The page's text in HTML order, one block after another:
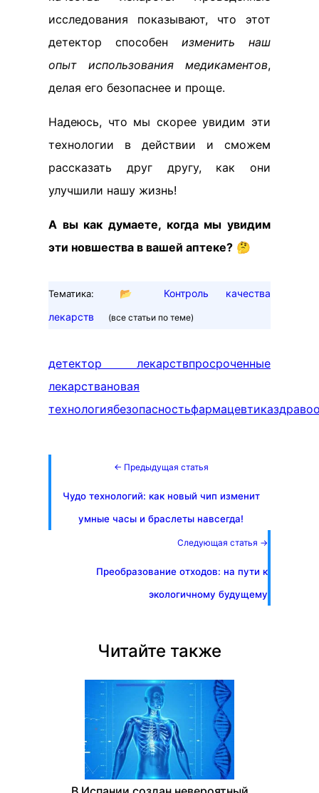
исследования показывают, что этот
детектор способен изменить наш
опыт использования медикаментов,
делая его безопаснее и проще.
Надеюсь, что мы скорее увидим эти
технологии в действии и сможем
рассказать друг другу, как они
улучшили нашу жизнь!
А вы как думаете, когда мы увидим
эти новшества в вашей аптеке? 🤔
Тематика: 📂
Контроль качества
лекарств
(все статьи по теме)
детектор лекарствпросроченные
лекарствановая
технологиябезопасностьфармацевтика
← Предыдущая статья
Чудо технологий: как новый чип изменит
умные часы и браслеты навсегда!
Следующая статья →
Преобразование отходов: на пути к
экологичному будущему
Читайте также